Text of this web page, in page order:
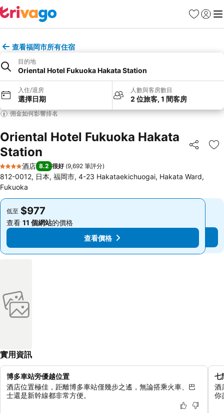
收藏夾
登入 選
查看福岡市所有住宿
目的地
Oriental Hotel Fukuoka Hakata Station
入住/退房
選擇日期
人數與客房數目
2 位旅客, 1 間客房
佣金如何影響排名
Oriental Hotel Fukuoka Hakata
Station
分享 放
4 星級
酒店 8.2 很好 (9,692 筆評分)
812-0012, 日本, 福岡市, 4-23 Hakataekichuogai, Hakata Ward,
Fukuoka
低至 $977
查看 11 個網站的價格
查看價格
低至 $977
查看 11 個網站的價格
查看價格
實用資訊
博多車站旁優越位置
酒店位置極佳，距離博多車站僅幾步之遙，無論搭乘火車、巴
士還是新幹線都非常方便。
七
酒
你